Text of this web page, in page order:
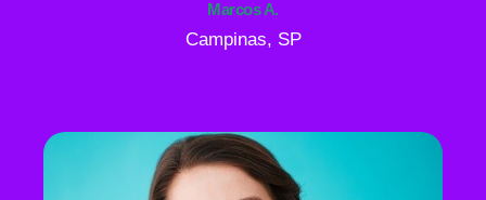
Marcos A.
Campinas, SP